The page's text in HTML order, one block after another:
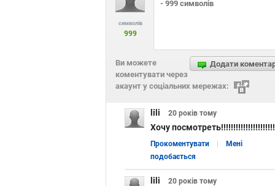
символів
999
Додати
Ви можете
коментувати через
акаунт у соціальних мережах:
lili 20 років тому
Хочу
Прокоментувати
Мені
подобається
lili 20 років тому